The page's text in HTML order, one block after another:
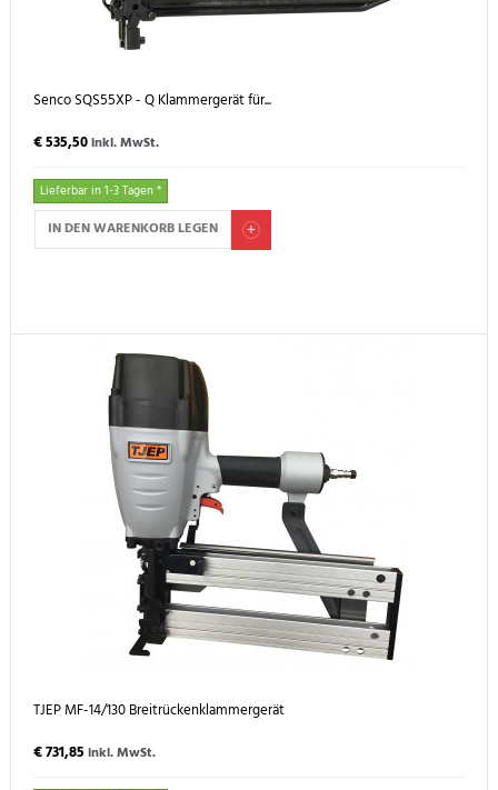
Senco SQS55XP - Q Klammergerät für...
€ 535,50inkl. MwSt.
Lieferbar in 1-3 Tagen *
IN DEN WARENKORB LEGEN
TJEP MF-14/130 Breitrückenklammergerät
€ 731,85 inkl. MwSt.